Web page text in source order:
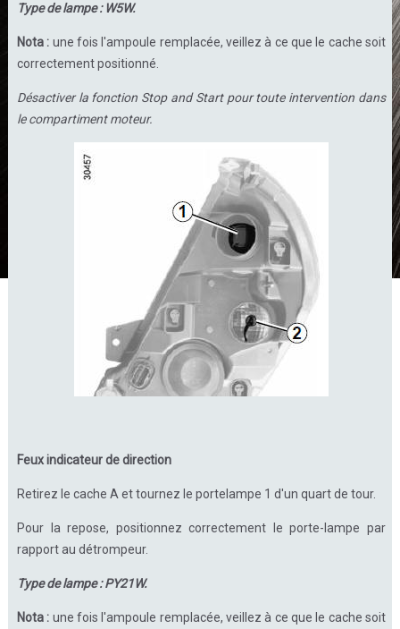
Type de lampe : W5W.
Nota : une fois l'ampoule remplacée, veillez à ce que le cache soit
correctement positionné.
Désactiver la fonction Stop and Start pour toute intervention dans
le compartiment moteur.
Feux indicateur de direction
Retirez le cache A et tournez le portelampe 1 d'un quart de tour.
Pour la repose, positionnez correctement le porte-lampe par
rapport au détrompeur.
Type de lampe : PY21W.
Nota : une fois l'ampoule remplacée, veillez à ce que le cache soit